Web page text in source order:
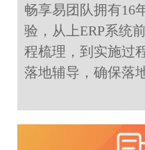
畅享易团队拥有16
验，从上ERP系统
程梳理，到实施过
落地辅导，确保落